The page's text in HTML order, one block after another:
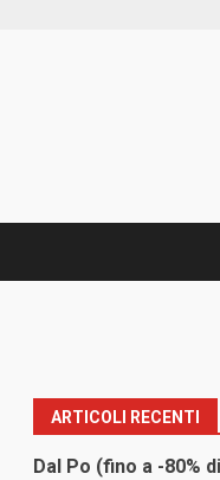
ARTICOLI RECENTI
Dal Po (fino a -80%